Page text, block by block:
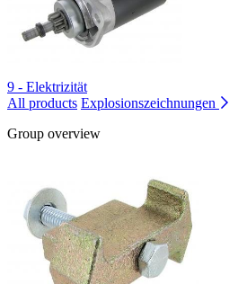
9 - Elektrizität
All products Explosionszeichnungen
Group overview